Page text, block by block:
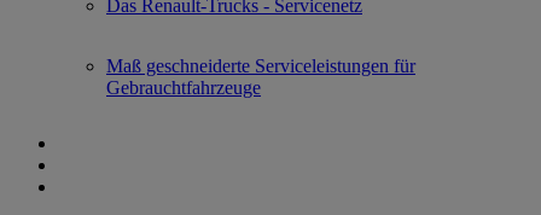
Das Renault-Trucks - Servicenetz
Maß geschneiderte Serviceleistungen für
Gebrauchtfahrzeuge